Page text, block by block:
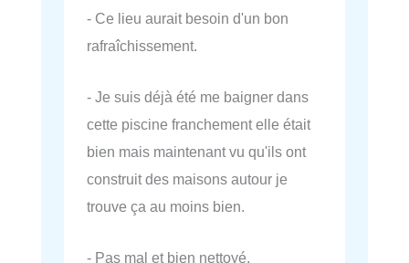
- Ce lieu aurait besoin d'un bon
rafraîchissement.
- Je suis déjà été me baigner dans
cette piscine franchement elle était
bien mais maintenant vu qu'ils ont
construit des maisons autour je
trouve ça au moins bien.
- Pas mal et bien nettoyé.